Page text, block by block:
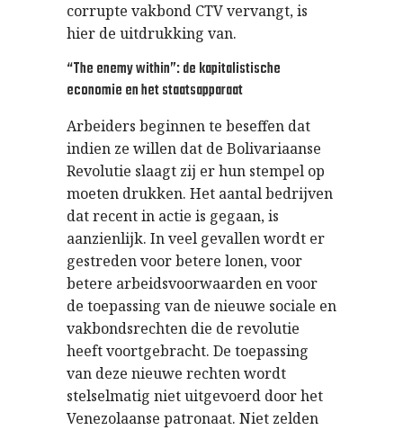
corrupte vakbond CTV vervangt, is
hier de uitdrukking van.
“The enemy within”: de kapitalistische
economie en het staatsapparaat
Arbeiders beginnen te beseffen dat
indien ze willen dat de Bolivariaanse
Revolutie slaagt zij er hun stempel op
moeten drukken. Het aantal bedrijven
dat recent in actie is gegaan, is
aanzienlijk. In veel gevallen wordt er
gestreden voor betere lonen, voor
betere arbeidsvoorwaarden en voor
de toepassing van de nieuwe sociale en
vakbondsrechten die de revolutie
heeft voortgebracht. De toepassing
van deze nieuwe rechten wordt
stelselmatig niet uitgevoerd door het
Venezolaanse patronaat. Niet zelden